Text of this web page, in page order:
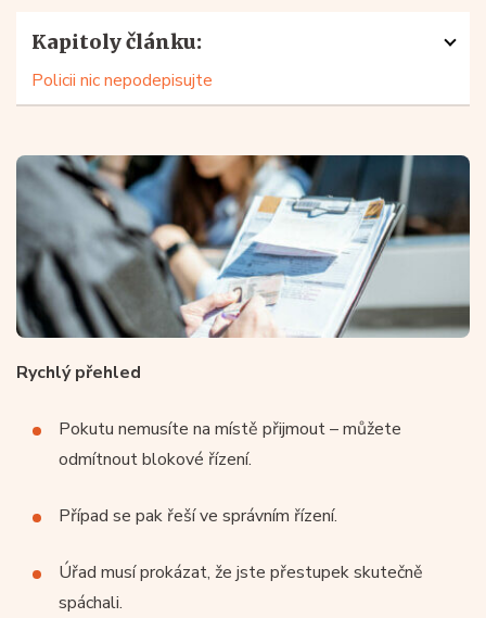
Kapitoly článku:
Policii nic nepodepisujte
Rychlý přehled
Pokutu nemusíte na místě přijmout – můžete
odmítnout blokové řízení.
Případ se pak řeší ve správním řízení.
Úřad musí prokázat, že jste přestupek skutečně
spáchali.